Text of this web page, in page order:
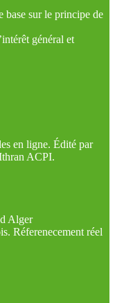
base sur le principe de
général et
en ligne. Édité par
ACPI.
Alger
Réferenecement réel